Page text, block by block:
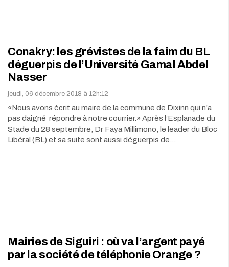
Conakry: les grévistes de la faim du BL
déguerpis de l’Université Gamal Abdel
Nasser
jeudi, 06 décembre 2018 à 12h:12
«Nous avons écrit au maire de la commune de Dixinn qui n’a
pas daigné répondre à notre courrier.» Après l’Esplanade du
Stade du 28 septembre, Dr Faya Millimono, le leader du Bloc
Libéral (BL) et sa suite sont aussi déguerpis de…
Mairies de Siguiri : où va l’argent payé
par la société de téléphonie Orange ?